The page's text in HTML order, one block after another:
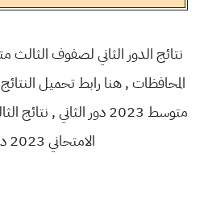
المحافظات , هنا رابط تحميل
متوسط 2023 دور الثاني
الامتحاني 2023 دور الثاني ,